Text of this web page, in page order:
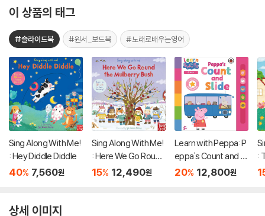
이 상품의 태그
#슬라이드북 #원서_보드북 #노래로배우는영어
Sing Along With Me!
: Hey Diddle Diddle
40% 7,560원
Sing Along With Me!
: Here We Go Round
the Mulberry Bush
15% 12,490원
Learn with Peppa: P
eppa's Count and Sli
de
20% 12,800원
:
상세 이미지